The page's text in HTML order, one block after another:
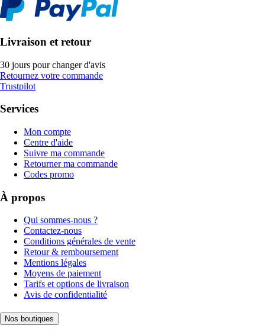
Livraison et retour
30 jours pour changer d'avis
Retournez votre commande
Trustpilot
Services
Mon compte
Centre d'aide
Suivre ma commande
Retourner ma commande
Codes promo
À propos
Qui sommes-nous ?
Contactez-nous
Conditions générales de vente
Retour & remboursement
Mentions légales
Moyens de paiement
Tarifs et options de livraison
Avis de confidentialité
Nos boutiques